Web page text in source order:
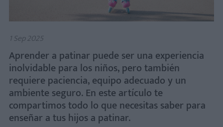
1 Sep 2025
Aprender a patinar puede ser una experiencia
inolvidable para los niños, pero también
requiere paciencia, equipo adecuado y un
ambiente seguro. En este artículo te
compartimos todo lo que necesitas saber para
enseñar a tus hijos a patinar.